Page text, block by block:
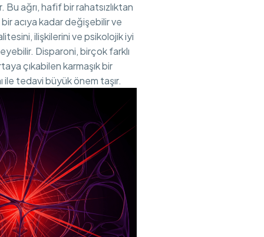
Bu ağrı, hafif bir rahatsızlıktan
acıya kadar değişebilir ve
ilişkilerini ve psikolojik iyi
Disparoni, birçok farklı
çıkabilen karmaşık bir
ile tedavi büyük önem taşır.